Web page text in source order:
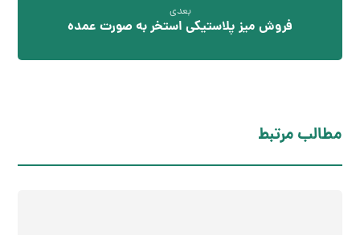
بعدی
فروش میز پلاستیکی استخر به صورت عمده
مطالب مرتبط